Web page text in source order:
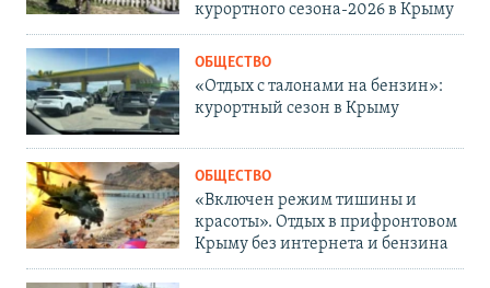
курортного сезона-2026 в Крыму
ОБЩЕСТВО
«Отдых с талонами на бензин»:
курортный сезон в Крыму
ОБЩЕСТВО
«Включен режим тишины и
красоты». Отдых в прифронтовом
Крыму без интернета и бензина